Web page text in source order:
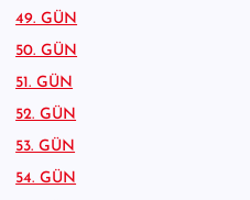
49. GÜN
50. GÜN
51. GÜN
52. GÜN
53. GÜN
54. GÜN